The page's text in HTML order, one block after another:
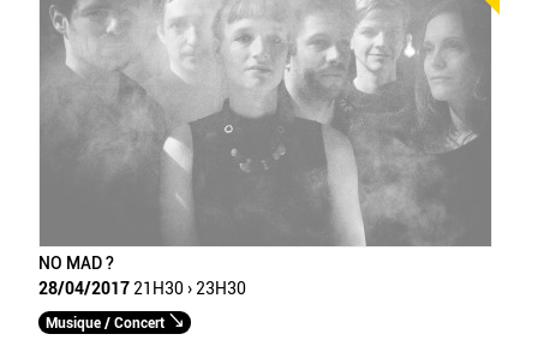
NO MAD ?
28/04/2017 21H30 › 23H30
Musique / Concert